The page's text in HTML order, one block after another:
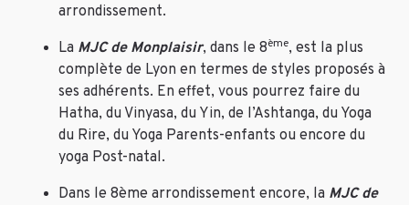
arrondissement.
La MJC de Monplaisir, dans le 8ème, est la plus
complète de Lyon en termes de styles proposés à
ses adhérents. En effet, vous pourrez faire du
Hatha, du Vinyasa, du Yin, de l’Ashtanga, du Yoga
du Rire, du Yoga Parents-enfants ou encore du
yoga Post-natal.
Dans le 8ème arrondissement encore, la MJC de